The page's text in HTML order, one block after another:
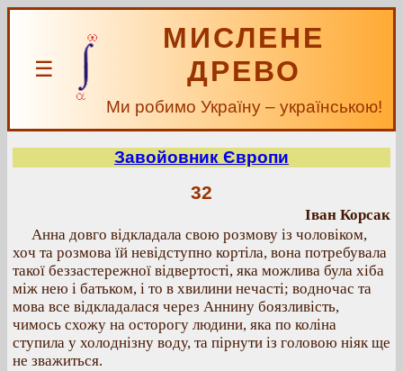
☰
МИСЛЕНЕ
ДРЕВО
Ми робимо Україну – українською!
Завойовник Європи
32
Іван Корсак
Анна довго відкладала свою розмову із чоловіком,
хоч та розмова їй невідступно кортіла, вона потребувала
такої беззастережної відвертості, яка можлива була хіба
між нею і батьком, і то в хвилини нечасті; водночас та
мова все відкладалася через Аннину боязливість,
чимось схожу на осторогу людини, яка по коліна
ступила у холоднізну воду, та пірнути із головою ніяк ще
не зважиться.